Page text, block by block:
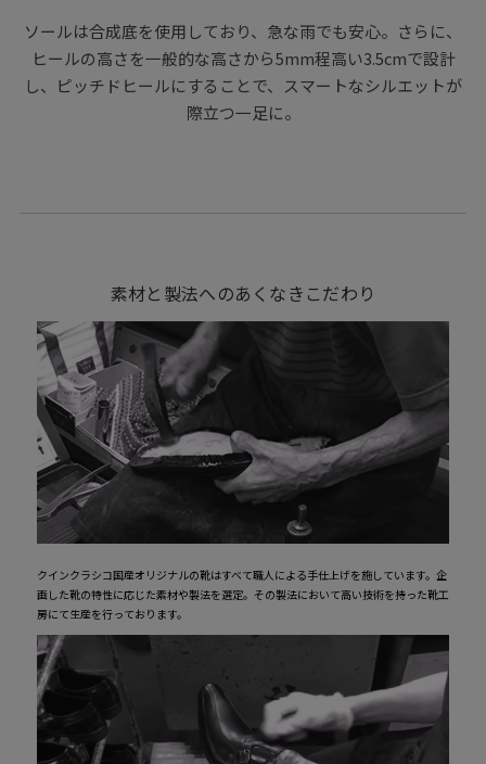
ソールは合成底を使用しており、急な雨でも安心。さらに、
ヒールの高さを一般的な高さから5mm程高い3.5cmで設計
し、ピッチドヒールにすることで、スマートなシルエットが
際立つ一足に。
素材と製法へのあくなきこだわり
クインクラシコ国産オリジナルの靴はすべて職人による手仕上げを施しています。企
画した靴の特性に応じた素材や製法を選定。その製法において高い技術を持った靴工
房にて生産を行っております。